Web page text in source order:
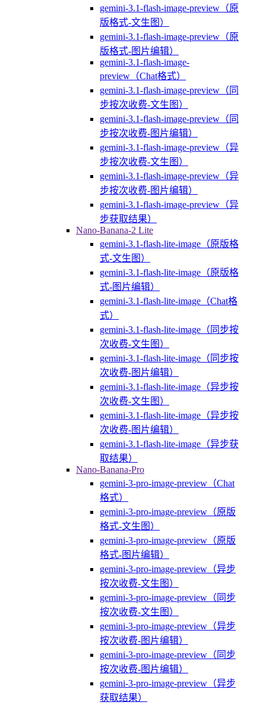
gemini-3.1-flash-image-preview（原
版格式-文生图）
gemini-3.1-flash-image-preview（原
版格式-图片编辑）
gemini-3.1-flash-image-
preview（Chat格式）
gemini-3.1-flash-image-preview（同
步按次收费-文生图）
gemini-3.1-flash-image-preview（同
步按次收费-图片编辑）
gemini-3.1-flash-image-preview（异
步按次收费-文生图）
gemini-3.1-flash-image-preview（异
步按次收费-图片编辑）
gemini-3.1-flash-image-preview（异
步获取结果）
Nano-Banana-2 Lite
gemini-3.1-flash-lite-image（原版格
式-文生图）
gemini-3.1-flash-lite-image（原版格
式-图片编辑）
gemini-3.1-flash-lite-image（Chat格
式）
gemini-3.1-flash-lite-image（同步按
次收费-文生图）
gemini-3.1-flash-lite-image（同步按
次收费-图片编辑）
gemini-3.1-flash-lite-image（异步按
次收费-文生图）
gemini-3.1-flash-lite-image（异步按
次收费-图片编辑）
gemini-3.1-flash-lite-image（异步获
取结果）
Nano-Banana-Pro
gemini-3-pro-image-preview（Chat
格式）
gemini-3-pro-image-preview（原版
格式-文生图）
gemini-3-pro-image-preview（原版
格式-图片编辑）
gemini-3-pro-image-preview（异步
按次收费-文生图）
gemini-3-pro-image-preview（同步
按次收费-文生图）
gemini-3-pro-image-preview（异步
按次收费-图片编辑）
gemini-3-pro-image-preview（同步
按次收费-图片编辑）
gemini-3-pro-image-preview（异步
获取结果）